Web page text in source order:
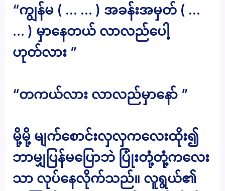
“ကျွန်မ ( … … ) အခန်းအမှတ် ( …
… ) မှာနေတယ် လာလည်ပေါ့
ဟုတ်လား ”
“တကယ်လား လာလည်မှာနော် ”
မို့မို့ မျက်စောင်းလှလှကလေးထိုး၍
ဘာမျှပြန်မပြောဘဲ ပြုံးတုံ့တုံ့ကလေး
သာ လုပ်နေလိုက်သည်။ လူရွယ်၏